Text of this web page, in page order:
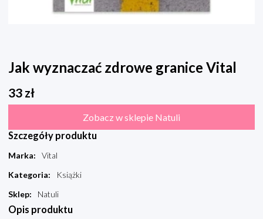
Jak wyznaczać zdrowe granice Vital
33 zł
Zobacz w sklepie Natuli
Szczegóły produktu
Marka:
Vital
Kategoria:
Książki
Sklep: Natuli
Opis produktu